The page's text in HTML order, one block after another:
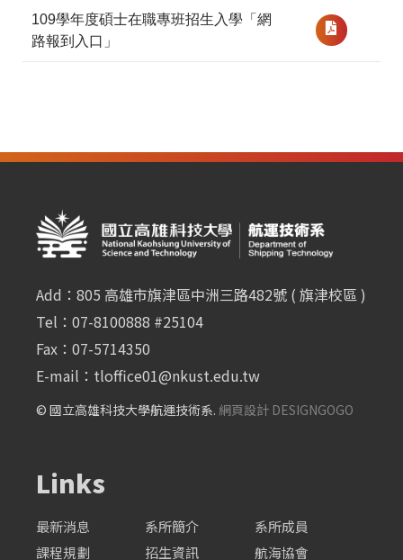
109學年度碩士在職專班招生入學「網
路報到入口」
Add：805 高雄市旗津區中洲三路482號 ( 旗津校區 )
Tel：07-8100888 #25104
Fax：07-5714350
E-mail： tloffice01@nkust.edu.tw
© 國立高雄科技大學航運技術系. 網頁設計 DESIGNGOGO
Links
最新消息 系所簡介
系所成員
課程規劃
招生資訊 航海協會